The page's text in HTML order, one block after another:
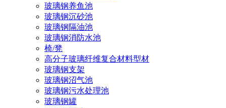
玻璃钢养鱼池
玻璃钢沉砂池
玻璃钢隔油池
玻璃钢消防水池
椅/凳
高分子玻璃纤维复合材料型材
玻璃钢支架
玻璃钢沼气池
玻璃钢污水处理池
玻璃钢罐